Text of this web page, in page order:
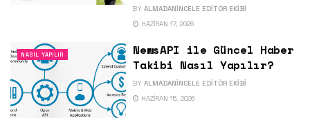
BY ALMADANINCELE EDITÖR EKIBI
HAZIRAN 17, 2026
NASIL YAPILIR
NewsAPI ile Güncel Haber
Takibi Nasıl Yapılır?
BY ALMADANINCELE EDITÖR EKIBI
HAZIRAN 15, 2026